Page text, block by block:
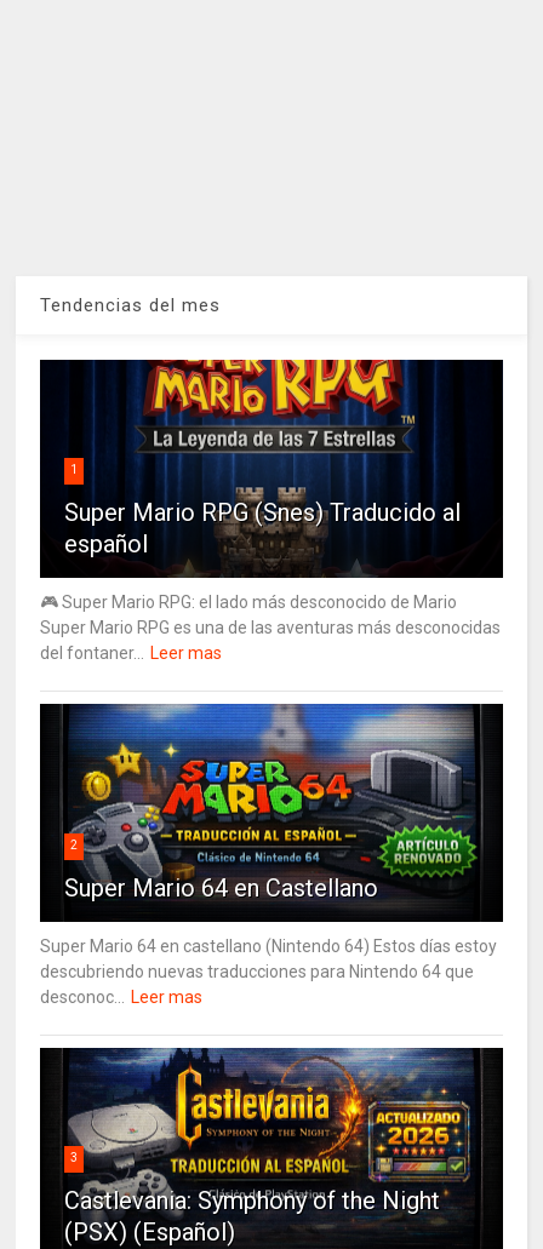
Tendencias del mes
1
Super Mario RPG (Snes) Traducido al
español
🎮 Super Mario RPG: el lado más desconocido de Mario
Super Mario RPG es una de las aventuras más desconocidas
del fontaner... Leer mas
2
Super Mario 64 en Castellano
Super Mario 64 en castellano (Nintendo 64) Estos días estoy
descubriendo nuevas traducciones para Nintendo 64 que
desconoc... Leer mas
3
Castlevania: Symphony of the Night
(PSX) (Español)